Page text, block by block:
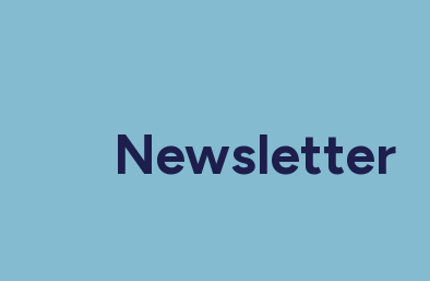
Newsletter